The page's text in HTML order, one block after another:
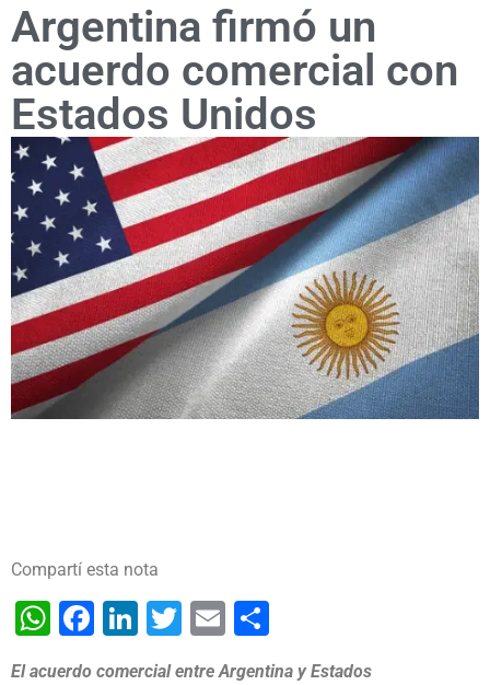
Argentina firmó un
acuerdo comercial con
Estados Unidos
Compartí esta nota
WhatsApp
Facebook
LinkedIn
Twitter
Email
El acuerdo comercial entre Argentina y Estados